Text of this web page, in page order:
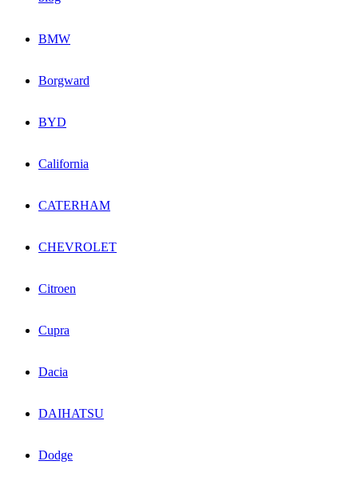
BMW
Borgward
BYD
California
CATERHAM
CHEVROLET
Citroen
Cupra
Dacia
DAIHATSU
Dodge